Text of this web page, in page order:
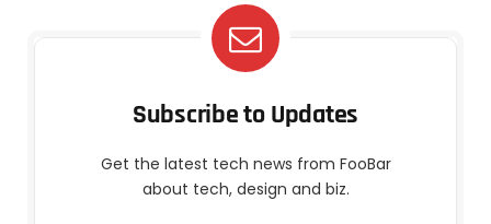
Subscribe to Updates
Get the latest tech news from FooBar
about tech, design and biz.